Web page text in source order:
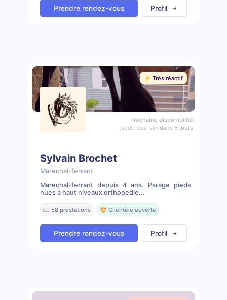
Prendre rendez-vous Profil
⚡️ Très réactif
Prochaine disponibilité
(sous réserve) dans 5 jours
Sylvain Brochet
Marechal-ferrant
Marechal-ferrant depuis 4 ans. Parage pieds
nues à haut niveaux orthopedie...
📖 58 prestations 🤩 Clientèle ouverte
Prendre rendez-vous Profil